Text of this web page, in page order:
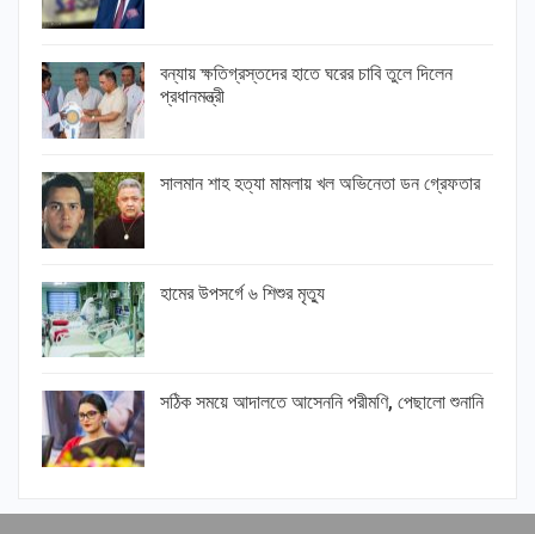
বন্যায় ক্ষতিগ্রস্তদের হাতে ঘরের চাবি তুলে দিলেন
প্রধানমন্ত্রী
সালমান শাহ হত্যা মামলায় খল অভিনেতা ডন গ্রেফতার
হামের উপসর্গে ৬ শিশুর মৃত্যু
সঠিক সময়ে আদালতে আসেননি পরীমণি, পেছালো শুনানি